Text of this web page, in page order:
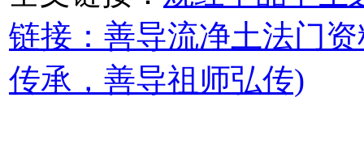
链接：善导流净土法门
传承，善导祖师弘传)